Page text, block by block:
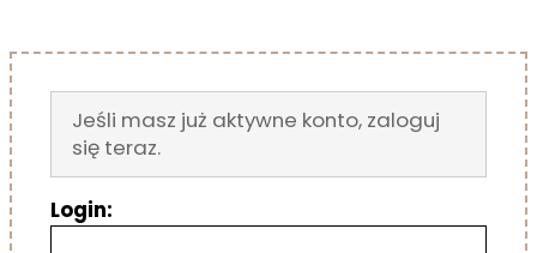
Jeśli masz już aktywne konto, zaloguj
się teraz.
Login: